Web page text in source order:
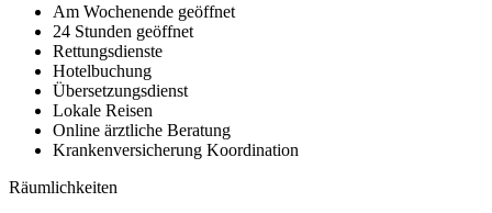
Am Wochenende geöffnet
24 Stunden geöffnet
Rettungsdienste
Hotelbuchung
Übersetzungsdienst
Lokale Reisen
Online ärztliche Beratung
Krankenversicherung Koordination
Räumlichkeiten